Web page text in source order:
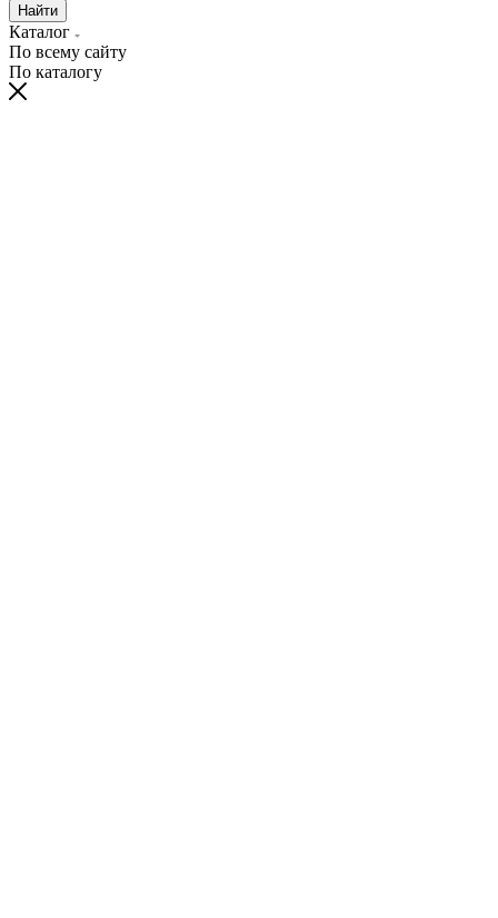
Найти
Каталог
По всему сайту
По каталогу